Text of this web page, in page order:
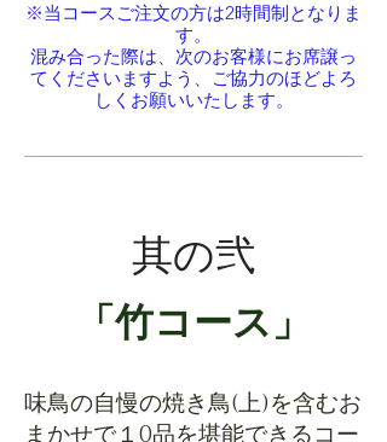
※当コースご注文の方は2時間制となりま
す。
混み合った際は、次のお客様にお席譲っ
てくださいますよう、
ご協力のほどよろ
しくお願いいたします。
​其の弐
「竹コース」
味鳥の自慢の焼き鳥(上)を含むお
まかせで１0品を堪能できるコー